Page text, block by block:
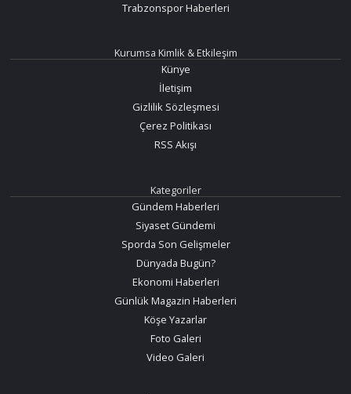
Trabzonspor Haberleri
Kurumsa Kimlik & Etkileşim
Künye
İletişim
Gizlilik Sözleşmesi
Çerez Politikası
RSS Akışı
Kategoriler
Gündem Haberleri
Siyaset Gündemi
Sporda Son Gelişmeler
Dünyada Bugün?
Ekonomi Haberleri
Günlük Magazin Haberleri
Köşe Yazarlar
Foto Galeri
Video Galeri